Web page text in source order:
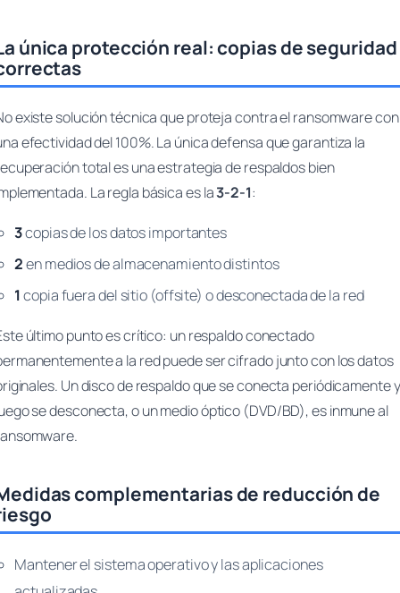
única protección real: copias de seguridad
existe solución técnica que proteja contra el ransomware con
efectividad del 100%. La única defensa que garantiza la
total es una estrategia de respaldos bien
La regla básica es la3-2-1:
3copias de los datos importantes
2en medios de almacenamiento distintos
1copia fuera del sitio (offsite) o desconectada de la red
último punto es crítico: un respaldo conectado
a la red puede ser cifrado junto con los datos
Un disco de respaldo que se conecta periódicamente y
se desconecta, o un medio óptico (DVD/BD), es inmune al
complementarias de reducción de
Mantener el sistema operativo y las aplicaciones